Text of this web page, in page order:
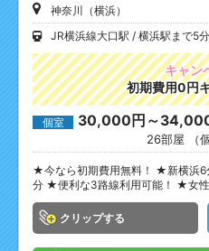
神奈川（横浜）
JR横浜線大口駅
横浜駅まで5分
キャン
初期費用0円
個室 30,000円～
26部屋 （
★今なら初期費用無料！ ★新横浜
分 ★便利な3路線利用可能！ ★女
クリップ